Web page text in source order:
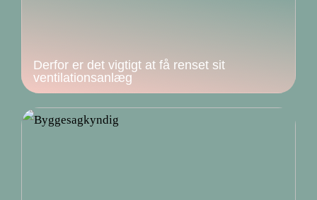
Derfor er det vigtigt at få renset sit
ventilationsanlæg